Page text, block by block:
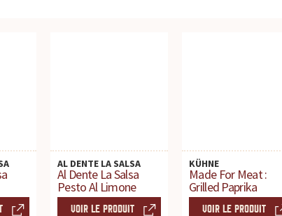
AL DENTE LA SALSA
Al Dente La Salsa
Pesto Al Limone
VOIR LE PRODUIT
KÜHNE
Made For Meat :
Grilled Paprika
VOIR LE PRODUIT